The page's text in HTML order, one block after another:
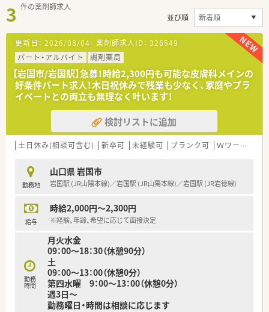
3 件の薬剤師求人
並び順
更新日： 2026/08/04 薬剤師求人ID： 326549
パート・アルバイト
調剤薬局
【岩国市/岩国駅】急募！時給2,300円も可能な皮膚科メインの
好条件パート求人！木日祝休みで残業も少なく、家庭やプラ
イベートとの両立も無理なく叶います！
検討リストに追加
土日休み(相談可含む) 新卒可 未経験可 ブランク可 Ｗワーク可
勤務地
山口県 岩国市
岩国駅 (JR山陽本線)／岩国駅 (JR山陽本線)／岩国駅 (JR岩徳線)
給与
時給2,000円～2,300円
※経験、年齢、希望に応じて面接決定
勤務
時間
月火水金
09：00～18：30（休憩90分）
土
09：00～13：00（休憩0分）
第四水曜 9：00～13：00（休憩0分）
週3日～
勤務曜日・時間は相談に応じます